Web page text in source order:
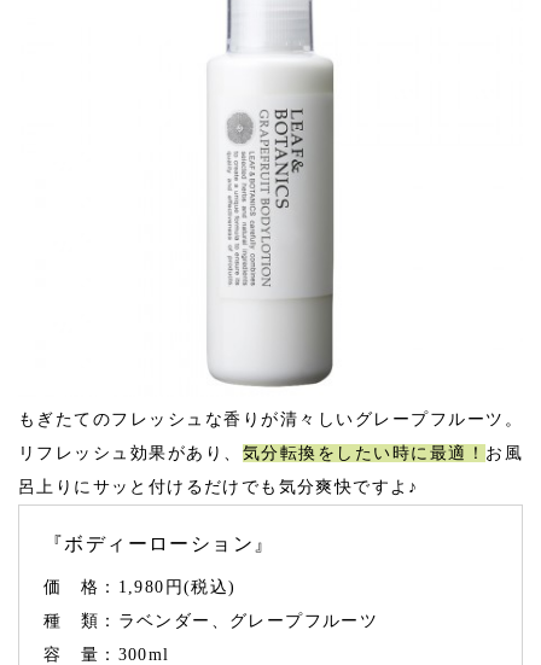
もぎたてのフレッシュな香りが清々しいグレープフルーツ。
リフレッシュ効果があり、 気分転換をしたい時に最適！ お風
呂上りにサッと付けるだけでも気分爽快ですよ♪
『ボディーローション』
価 格：1,980円(税込)
種 類：ラベンダー、グレープフルーツ
容 量：300ml